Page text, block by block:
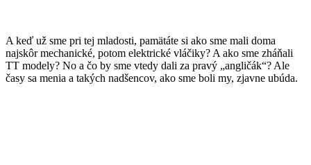
A keď už sme pri tej mladosti, pamätáte si ako sme mali doma
najskôr mechanické, potom elektrické vláčiky? A ako sme zháňali
TT modely? No a čo by sme vtedy dali za pravý „angličák“? Ale
časy sa menia a takých nadšencov, ako sme boli my, zjavne ubúda.